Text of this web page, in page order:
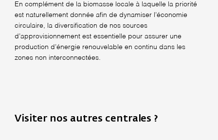
En complément de la biomasse locale à laquelle la priorité
est naturellement donnée afin de dynamiser l’économie
circulaire, la diversification de nos sources
d’approvisionnement est essentielle pour assurer une
production d’énergie renouvelable en continu dans les
zones non interconnectées.
Visiter nos autres centrales ?